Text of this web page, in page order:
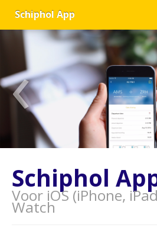
Schiphol App
App
Vluchten zoeken
Stats
Nieuws
FAQ
Tools
English
‹
Schiphol
Voor iOS (iPhone,
Watch